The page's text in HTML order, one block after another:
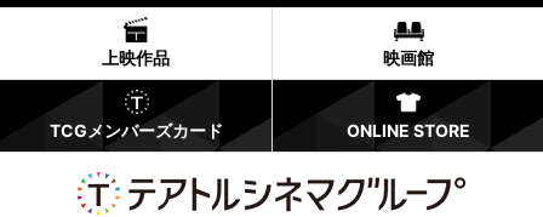
上映作品 映画館
TCGメンバーズカード ONLINE STORE